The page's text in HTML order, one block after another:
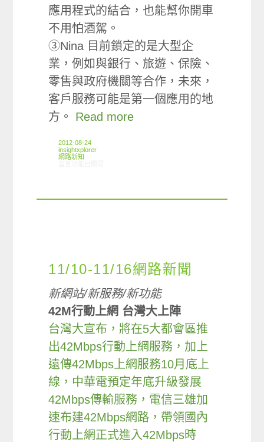
應用程式的結合，也能幫你開車
不用怕酒駕。
③Nina 目前鎖定的是大型企
業，例如與銀行、旅遊、保險、
零售與政府機關等合作，未來，
客戶服務可能是第一個應用的地
方。 Read more
2012-08-24
insightxplorer
網路新知
11/10-11/16網路新聞
新網站/新服務/新功能
42M行動上網 台灣大上陣
台灣大宣布，將在5大都會區推
出42Mbps行動上網服務，加上
遠傳42Mbps上網服務10月底上
線，中華電預定年底升級發展
42Mbps傳輸服務，電信三雄加
速布建42Mbps網路，帶領國內
行動上網正式進入42Mbps時